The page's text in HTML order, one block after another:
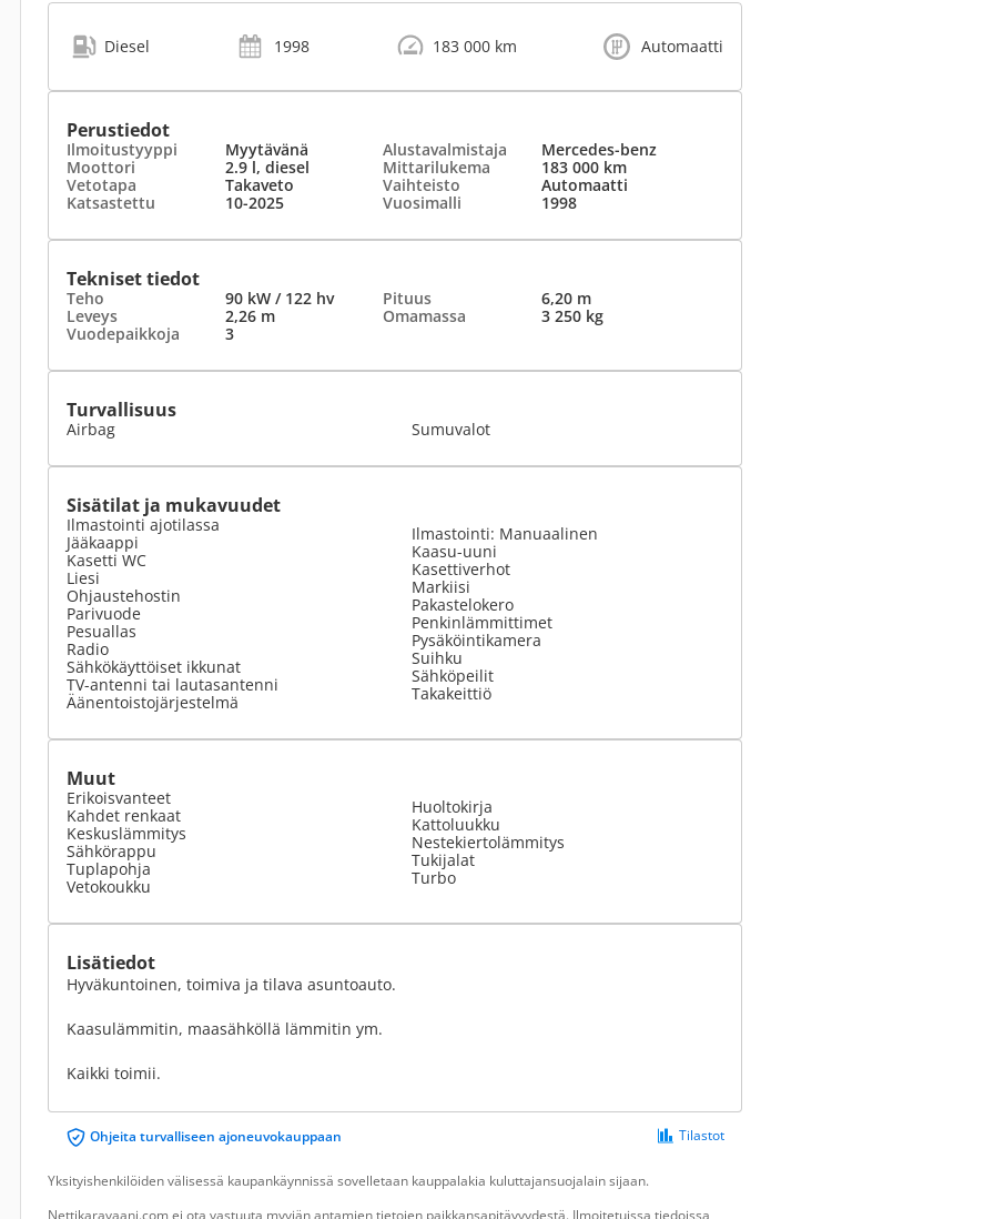
Diesel 1998 183 000 km Automaatti
Perustiedot
Ilmoitustyyppi Myytävänä Alustavalmistaja
Mercedes-benz
Moottori
2.9 l, diesel Mittarilukema
183 000 km
Vetotapa
Takaveto Vaihteisto
Automaatti
Katsastettu
10-2025 Vuosimalli 1998
Tekniset tiedot
Teho 90 kW / 122 hv Pituus
6,20 m
Leveys
2,26 m Omamassa
3 250 kg
Vuodepaikkoja
3
Turvallisuus
Airbag Sumuvalot
Sisätilat ja mukavuudet
Ilmastointi ajotilassa
Jääkaappi
Kasetti WC
Liesi
Ohjaustehostin
Parivuode
Pesuallas
Radio
Sähkökäyttöiset ikkunat
TV-antenni tai lautasantenni
Äänentoistojärjestelmä
Ilmastointi: Manuaalinen
Kaasu-uuni
Kasettiverhot
Markiisi
Pakastelokero
Penkinlämmittimet
Pysäköintikamera
Suihku
Sähköpeilit
Takakeittiö
Muut
Erikoisvanteet
Kahdet renkaat
Keskuslämmitys
Sähkörappu
Tuplapohja
Vetokoukku
Huoltokirja
Kattoluukku
Nestekiertolämmitys
Tukijalat
Turbo
Lisätiedot
Hyväkuntoinen, toimiva ja tilava asuntoauto.
Kaasulämmitin, maasähköllä lämmitin ym.
Kaikki toimii.
Ohjeita turvalliseen ajoneuvokauppaan Tilastot
Yksityishenkilöiden välisessä kaupankäynnissä sovelletaan kauppalakia kuluttajansuojalain sijaan.
Nettikaravaani.com ei ota vastuuta myyjän antamien tietojen paikkansapitävyydestä. Ilmoitetuissa tiedoissa